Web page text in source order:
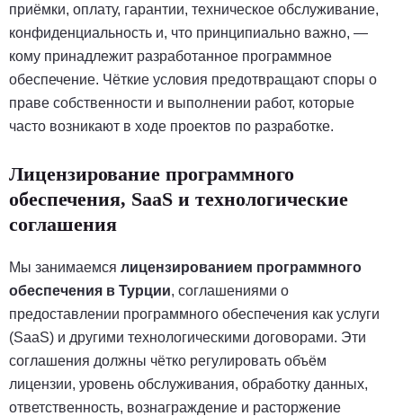
приёмки, оплату, гарантии, техническое обслуживание,
конфиденциальность и, что принципиально важно, —
кому принадлежит разработанное программное
обеспечение. Чёткие условия предотвращают споры о
праве собственности и выполнении работ, которые
часто возникают в ходе проектов по разработке.
Лицензирование программного
обеспечения, SaaS и технологические
соглашения
Мы занимаемся лицензированием программного
обеспечения в Турции , соглашениями о
предоставлении программного обеспечения как услуги
(SaaS) и другими технологическими договорами. Эти
соглашения должны чётко регулировать объём
лицензии, уровень обслуживания, обработку данных,
ответственность, вознаграждение и расторжение